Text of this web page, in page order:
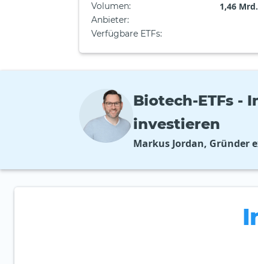
Volumen: 1,46
Anbieter:
Verfügbare ETFs:
Biotech-ETFs -
investieren
Markus Jordan, Gründer